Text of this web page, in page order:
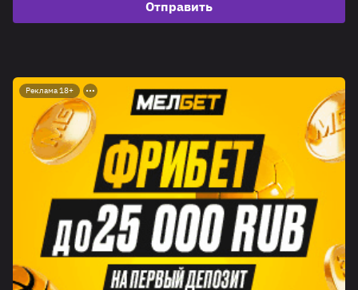
Отправить
Реклама 18+